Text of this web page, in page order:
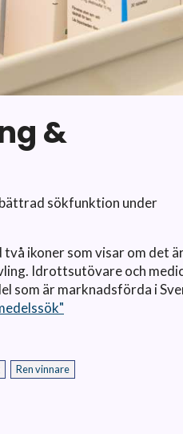
&
sökfunktion under
ikoner som visar om det
Idrottsutövare och
som är marknadsförda i
Ren vinnare